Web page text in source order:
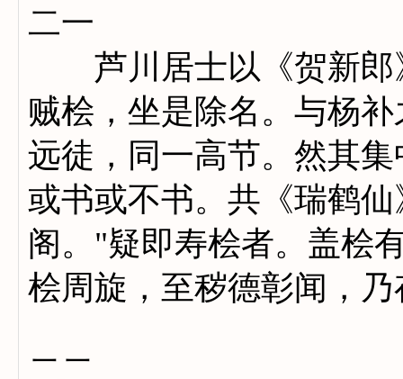
二一
芦川居士以《贺新郎
贼桧，坐是除名。与杨
远徒，同一高节。然其
或书或不书。共《瑞鹤
阁。"疑即寿桧者。盖桧
桧周旋，至秽德彰闻，
二二